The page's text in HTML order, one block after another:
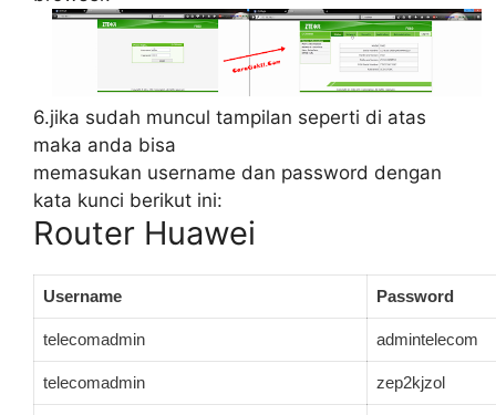
6.jika sudah muncul tampilan seperti di atas
maka anda bisa
memasukan username dan password dengan
kata kunci berikut ini:
Router Huawei
Username Password
telecomadmin admintelecom
telecomadmin zep2kjzol